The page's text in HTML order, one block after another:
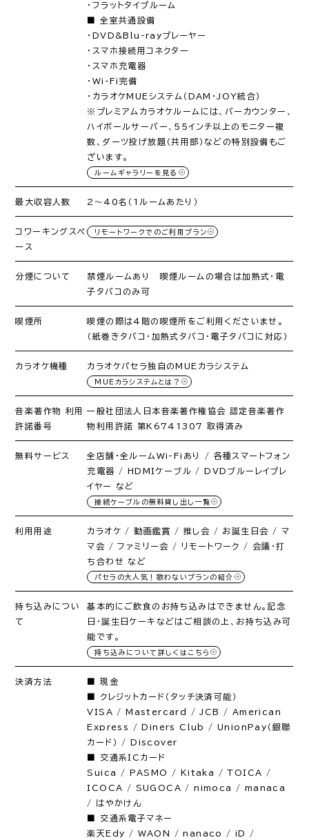
・フラットタイプルーム
■ 全室共通設備
・DVD&Blu-rayプレーヤー
・スマホ接続用コネクター
・スマホ充電器
・Wi-Fi完備
・カラオケMUEシステム（DAM・JOY統合）
※プレミアムカラオケルームには、バーカウンター、
ハイボールサーバー、55インチ以上のモニター複
数、ダーツ投げ放題（共用部）などの特別設備もご
ざいます。
ルームギャラリーを見る
最大収容人数 2～40名（1ルームあたり）
コワーキングスペ
ース
リモートワークでのご利用プラン
分煙について
禁煙ルームあり 喫煙ルームの場合は加熱式・電
子タバコのみ可
喫煙所
喫煙の際は4階の喫煙所をご利用くださいませ。
（紙巻きタバコ・加熱式タバコ・電子タバコに対応）
カラオケ機種 カラオケパセラ独自のMUEカラシステム
MUEカラシステムとは？
音楽著作物 利用
許諾番号
一般社団法人日本音楽著作権協会 認定音楽著作
物利用許諾 第K6741307 取得済み
無料サービス
全店舗・全ルームWi-Fiあり / 各種スマートフォン
充電器 / HDMIケーブル / DVDブルーレイプレ
イヤー など
接続ケーブルの無料貸し出し一覧
利用用途
カラオケ / 動画鑑賞 / 推し会 / お誕生日会 / マ
マ会 / ファミリー会 / リモートワーク / 会議・打
ち合わせ など
パセラの大人気！歌わないプランの紹介
持ち込みについ
て
基本的にご飲食のお持ち込みはできません。記念
日・誕生日ケーキなどはご相談の上、お持ち込み可
能です。
持ち込みについて詳しくはこちら
決済方法
■ 現金
■ クレジットカード（タッチ決済可能）
VISA / Mastercard / JCB / American
Express / Diners Club / UnionPay（銀聯
カード） / Discover
■ 交通系ICカード
Suica / PASMO / Kitaka / TOICA /
ICOCA / SUGOCA / nimoca / manaca
/ はやかけん
■ 交通系電子マネー
楽天Edy / WAON / nanaco / iD /